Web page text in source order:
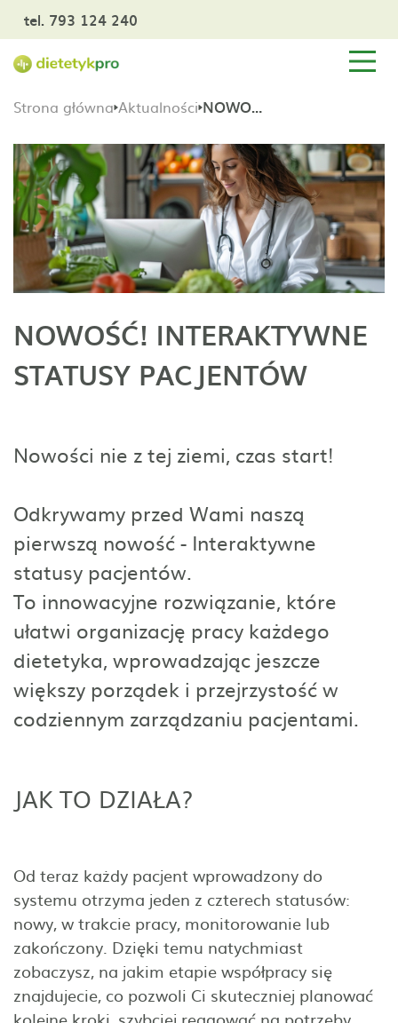
tel. 793 124 240
Strona główna Aktualności NOWOŚĆ! INTERAKTYWNE STATUSY PACJENTÓW
NOWOŚĆ! INTERAKTYWNE
STATUSY PACJENTÓW
Nowości nie z tej ziemi, czas start!
Odkrywamy przed Wami naszą
pierwszą nowość - Interaktywne
statusy pacjentów.
To innowacyjne rozwiązanie, które
ułatwi organizację pracy każdego
dietetyka, wprowadzając jeszcze
większy porządek i przejrzystość w
codziennym zarządzaniu pacjentami.
JAK TO DZIAŁA?
Od teraz każdy pacjent wprowadzony do
systemu otrzyma jeden z czterech statusów:
nowy, w trakcie pracy, monitorowanie lub
zakończony. Dzięki temu natychmiast
zobaczysz, na jakim etapie współpracy się
znajdujecie, co pozwoli Ci skuteczniej planować